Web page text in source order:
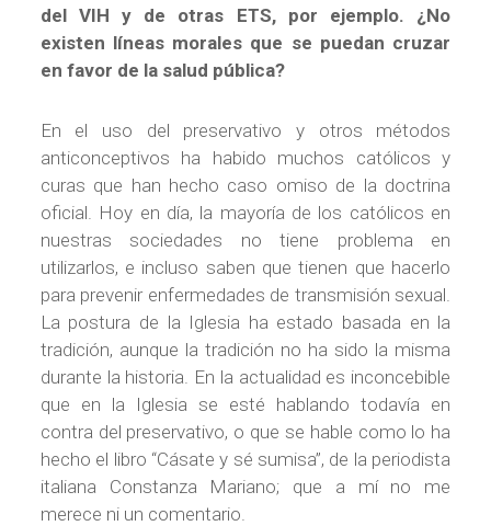
del VIH y de otras ETS, por ejemplo. ¿No
existen líneas morales que se puedan cruzar
en favor de la salud pública?
En el uso del preservativo y otros métodos
anticonceptivos ha habido muchos católicos y
curas que han hecho caso omiso de la doctrina
oficial. Hoy en día, la mayoría de los católicos en
nuestras sociedades no tiene problema en
utilizarlos, e incluso saben que tienen que hacerlo
para prevenir enfermedades de transmisión sexual.
La postura de la Iglesia ha estado basada en la
tradición, aunque la tradición no ha sido la misma
durante la historia. En la actualidad es inconcebible
que en la Iglesia se esté hablando todavía en
contra del preservativo, o que se hable como lo ha
hecho el libro “Cásate y sé sumisa”, de la periodista
italiana Constanza Mariano; que a mí no me
merece ni un comentario.